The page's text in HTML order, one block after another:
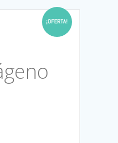
¡OFERTA!